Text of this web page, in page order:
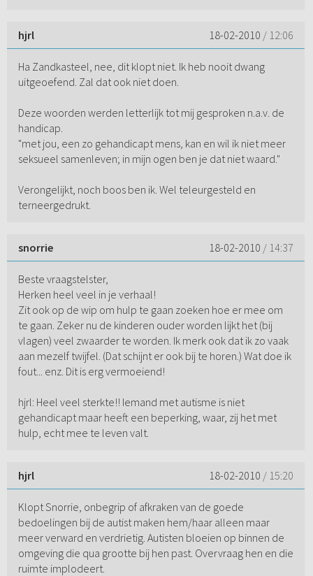
hjrl 18-02-2010 / 12:06
Ha Zandkasteel, nee, dit klopt niet. Ik heb nooit dwang
uitgeoefend. Zal dat ook niet doen.
Deze woorden werden letterlijk tot mij gesproken n.a.v. de
handicap.
"met jou, een zo gehandicapt mens, kan en wil ik niet meer
seksueel samenleven; in mijn ogen ben je dat niet waard."
Verongelijkt, noch boos ben ik. Wel teleurgesteld en
terneergedrukt.
snorrie 18-02-2010 / 14:37
Beste vraagstelster,
Herken heel veel in je verhaal!
Zit ook op de wip om hulp te gaan zoeken hoe er mee om
te gaan. Zeker nu de kinderen ouder worden lijkt het (bij
vlagen) veel zwaarder te worden. Ik merk ook dat ik zo vaak
aan mezelf twijfel. (Dat schijnt er ook bij te horen.) Wat doe ik
fout... enz. Dit is erg vermoeiend!
hjrl: Heel veel sterkte!! Iemand met autisme is niet
gehandicapt maar heeft een beperking, waar, zij het met
hulp, echt mee te leven valt.
hjrl 18-02-2010 / 15:20
Klopt Snorrie, onbegrip of afkraken van de goede
bedoelingen bij de autist maken hem/haar alleen maar
meer verward en verdrietig. Autisten bloeien op binnen de
omgeving die qua grootte bij hen past. Overvraag hen en die
ruimte implodeert.